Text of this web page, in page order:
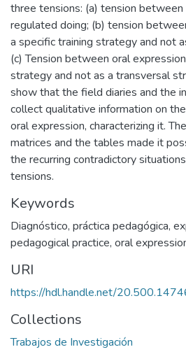
three tensions: (a) tension
regulated doing; (b) tension
a specific training strategy and not
(c) Tension between oral
strategy and not as a transversal
show that the field diaries and the
collect qualitative information on
oral expression, characterizing it.
matrices and the tables made it
the recurring contradictory
tensions.
Keywords
Diagnóstico, práctica pedagógica,
pedagogical practice, oral
URI
https://hdl.handle.net/
Collections
Trabajos de Investigación